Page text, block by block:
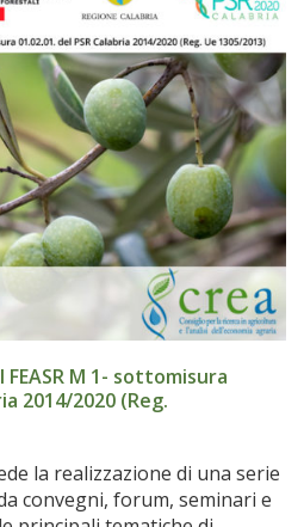
M 1- sottomisura
2014/2020 (Reg.
la realizzazione di una serie
convegni, forum, seminari e